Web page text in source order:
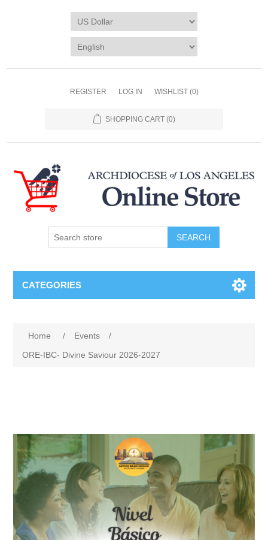
REGISTER LOG IN WISHLIST (0)
SHOPPING CART (0)
SEARCH
CATEGORIES
Home / Events
/
ORE-IBC- Divine Saviour 2026-2027